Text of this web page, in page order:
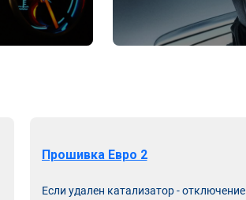
Прошивка Евро 2
Если удален катализатор - отключение